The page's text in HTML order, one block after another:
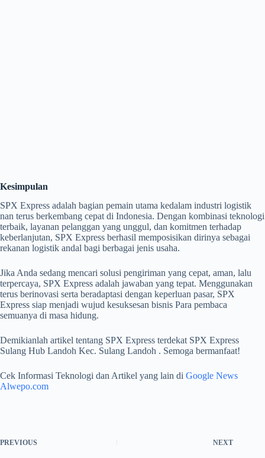
Kesimpulan
SPX Express adalah bagian pemain utama kedalam industri logistik
nan terus berkembang cepat di Indonesia. Dengan kombinasi teknologi
terbaik, layanan pelanggan yang unggul, dan komitmen terhadap
keberlanjutan, SPX Express berhasil memposisikan dirinya sebagai
rekanan logistik andal bagi berbagai jenis usaha.
Jika Anda sedang mencari solusi pengiriman yang cepat, aman, lalu
terpercaya, SPX Express adalah jawaban yang tepat. Menggunakan
terus berinovasi serta beradaptasi dengan keperluan pasar, SPX
Express siap menjadi wujud kesuksesan bisnis Para pembaca
semuanya di masa hidung.
Demikianlah artikel tentang SPX Express terdekat SPX Express
Sulang Hub Landoh Kec. Sulang Landoh . Semoga bermanfaat!
Cek Informasi Teknologi dan Artikel yang lain di Google News
Alwepo.com
PREVIOUS NEXT